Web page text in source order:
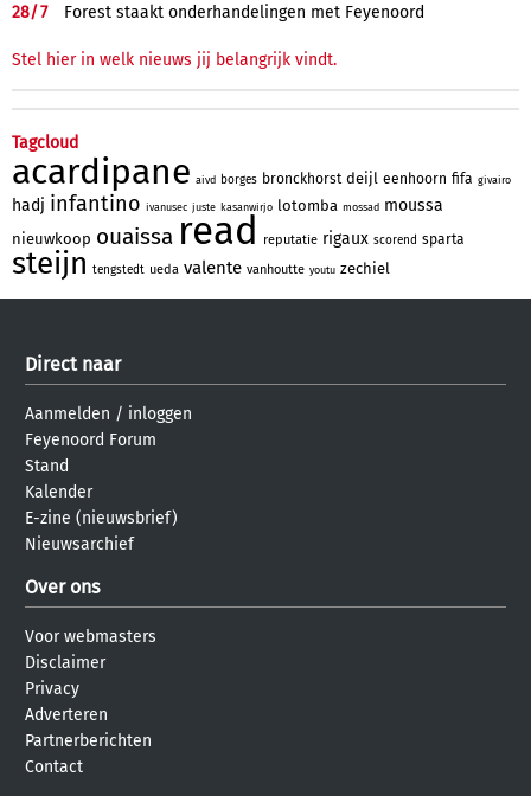
28/7 Forest staakt onderhandelingen met Feyenoord
Stel hier in welk nieuws jij belangrijk vindt.
Tagcloud
acardipane aivd borges bronckhorst deijl eenhoorn fifa givairo
hadj infantino ivanusec juste kasanwirjo lotomba mossad moussa
nieuwkoop ouaissa read reputatie rigaux scorend sparta
steijn tengstedt ueda valente vanhoutte youtu zechiel
Direct naar
Aanmelden / inloggen
Feyenoord Forum
Stand
Kalender
E-zine (nieuwsbrief)
Nieuwsarchief
Over ons
Voor webmasters
Disclaimer
Privacy
Adverteren
Partnerberichten
Contact